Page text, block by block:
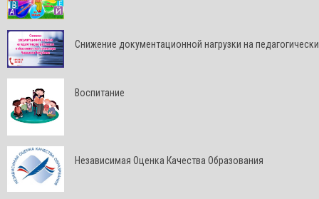
Снижение документационной нагрузки на
Воспитание
Независимая Оценка Качества Образования